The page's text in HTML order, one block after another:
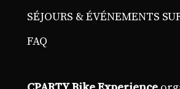
SÉJOURS & ÉVÉNEMENTS
FAQ